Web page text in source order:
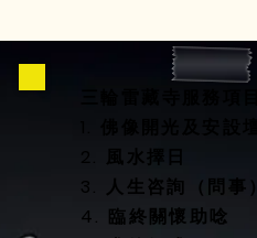
2. 風水擇日
3. 人生咨詢（問事）
4. 臨終關懷助唸